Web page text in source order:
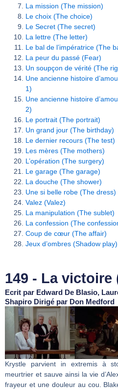
La mission (The mission)
Le choix (The choice)
Le Secret (The secret)
La lettre (The letter)
Le bal de l’impératrice (The
La peur du passé (Fear)
Un soupçon de vérité (The
Une ancienne histoire
1)
Une ancienne histoire
2)
Le portrait (The portrait)
Un grand jour (The birthday)
Le dernier recours (The test)
Les mères (The mothers)
L’opération (The surgery)
Le garage (The garage)
La douche (The shower)
Une si belle robe (The dress)
Valez (Valez)
La manipulation (The sublet)
La confession (The
Coup de cœur (The affair)
Jeux d’ombres (Shadow play)
149 - La victoire
Ecrit par Edward De Blasio,
Shapiro Dirigé par Don Medford
Krystle parvient in extremis à
meurtrier et sauve ainsi la vie
frayeur et une douleur au cou.